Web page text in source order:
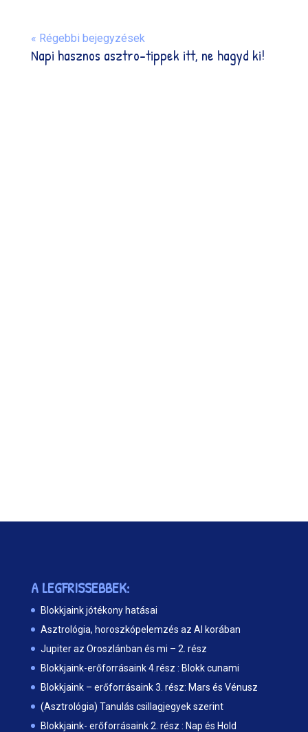
« Régebbi bejegyzések
Napi hasznos asztro-tippek itt, ne hagyd ki!
A LEGFRISSEBBEK:
Blokkjaink jótékony hatásai
Asztrológia, horoszkópelemzés az AI korában
Jupiter az Oroszlánban és mi – 2. rész
Blokkjaink-erőforrásaink 4.rész : Blokk cunami
Blokkjaink – erőforrásaink 3. rész: Mars és Vénusz
(Asztrológia) Tanulás csillagjegyek szerint
Blokkjaink- erőforrásaink 2. rész : Nap és Hold